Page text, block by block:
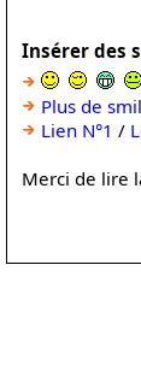
Insérer des
Plus de
Lien N°1 /
Merci de lire